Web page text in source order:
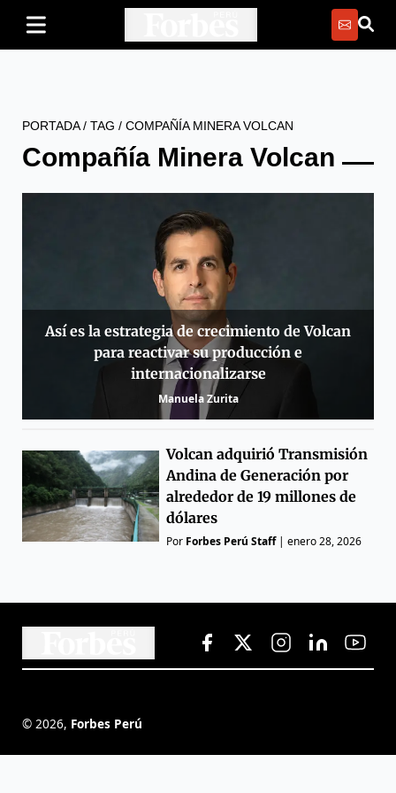
PORTADA/ TAG / COMPAÑÍA MINERA VOLCAN
Compañía Minera Volcan
Así es la estrategia de crecimiento de Volcan
para reactivar su producción e
internacionalizarse
Manuela Zurita
Volcan adquirió Transmisión
Andina de Generación por
alrededor de 19 millones de
dólares
Por Forbes Perú Staff|enero 28, 2026
© 2026, Forbes Perú